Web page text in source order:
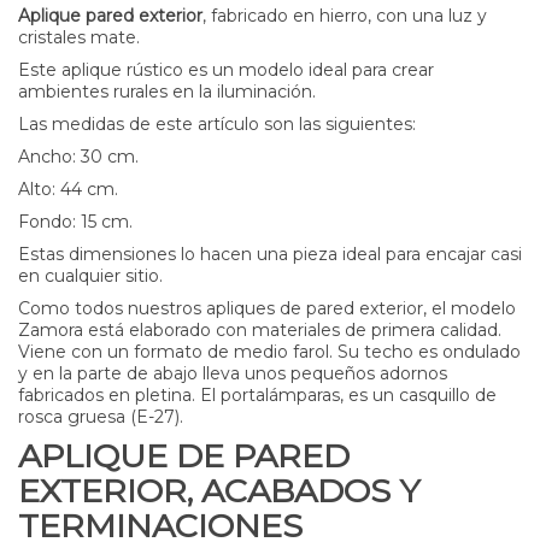
Aplique pared exterior, fabricado en hierro, con una luz y
cristales mate.
Este aplique rústico es un modelo ideal para crear
ambientes rurales en la iluminación.
Las medidas de este artículo son las siguientes:
Ancho: 30 cm.
Alto: 44 cm.
Fondo: 15 cm.
Estas dimensiones lo hacen una pieza ideal para encajar casi
en cualquier sitio.
Como todos nuestros apliques de pared exterior, el modelo
Zamora está elaborado con materiales de primera calidad.
Viene con un formato de medio farol. Su techo es ondulado
y en la parte de abajo lleva unos pequeños adornos
fabricados en pletina. El portalámparas, es un casquillo de
rosca gruesa (E-27).
APLIQUE DE PARED
EXTERIOR, ACABADOS Y
TERMINACIONES